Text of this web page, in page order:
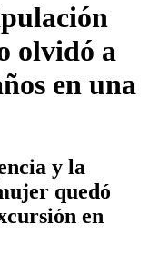
olvidó a
en una
y la
quedó
en